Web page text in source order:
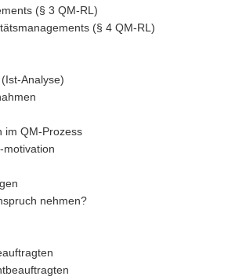
(§ 3 QM-RL)
(§ 4 QM-RL)
Analyse)
im QM-Prozess
motivation
nehmen?